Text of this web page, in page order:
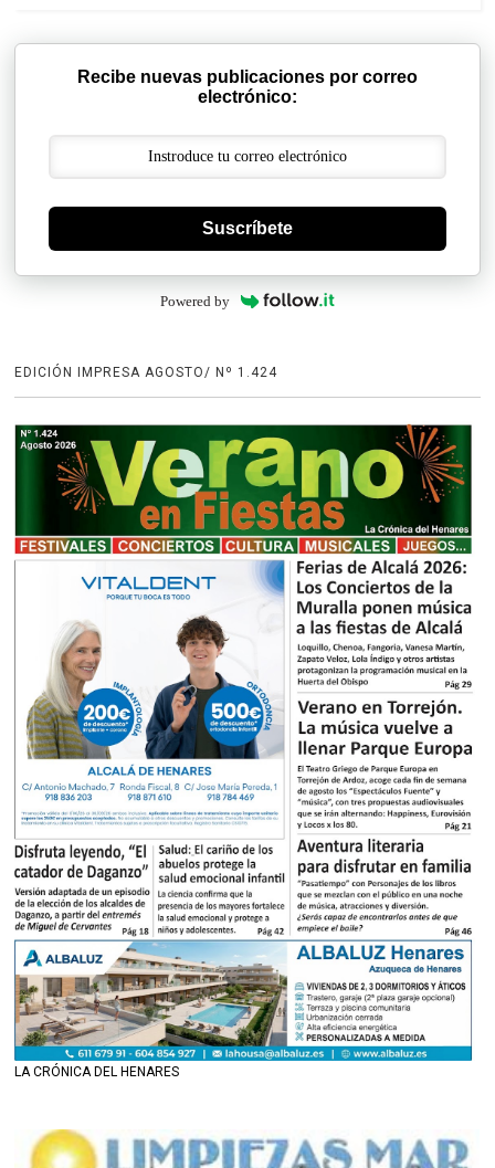
Recibe nuevas publicaciones por correo
electrónico:
Suscríbete
Powered by
EDICIÓN IMPRESA AGOSTO/ Nº 1.424
LA CRÓNICA DEL HENARES